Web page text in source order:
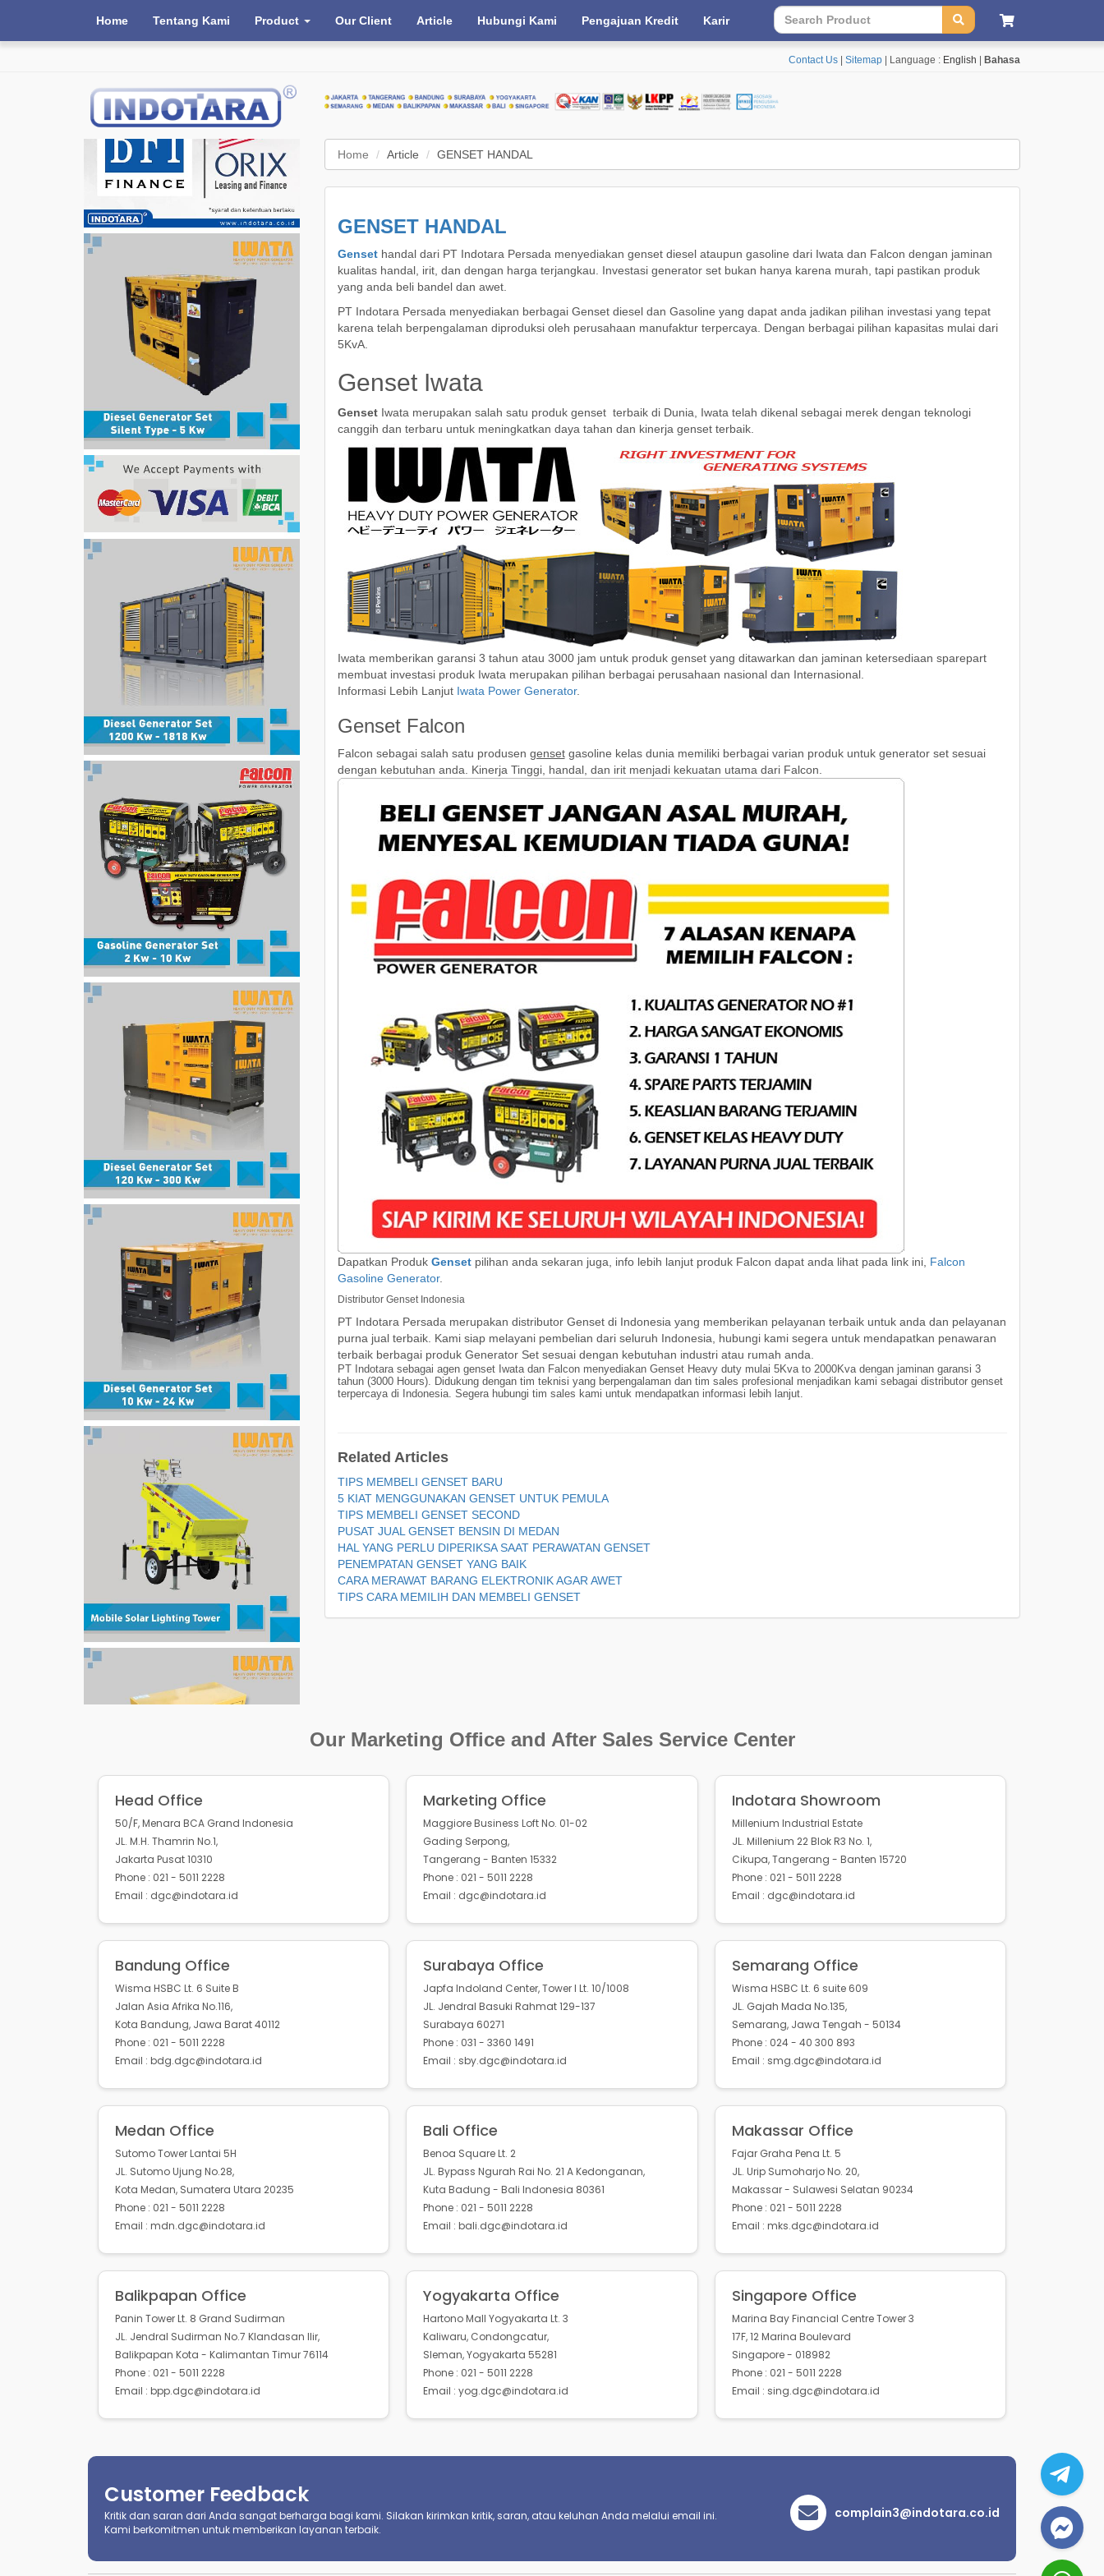
Contact Us Sitemap | Language : English Bahasa
Home Tentang Kami Product Our Client Article Hubungi Kami Pengajuan Kredit Karir
Home Article GENSET HANDAL
GENSET HANDAL
Gensethandal dari PT Indotara Persada menyediakan genset diesel ataupun gasoline dari Iwata dan Falcon dengan jaminan
kualitas handal, irit, dan dengan harga terjangkau. Investasi generator set bukan hanya karena murah, tapi pastikan produk
yang anda beli bandel dan awet.
PT Indotara Persada menyediakan berbagai Genset diesel dan Gasoline yang dapat anda jadikan pilihan investasi yang tepat
karena telah berpengalaman diproduksi oleh perusahaan manufaktur terpercaya. Dengan berbagai pilihan kapasitas mulai dari
5KvA.
Genset Iwata
Genset Iwata merupakan salah satu produk genset terbaik di Dunia, Iwata telah dikenal sebagai merek dengan teknologi
canggih dan terbaru untuk meningkatkan daya tahan dan kinerja genset terbaik.
Iwata memberikan garansi 3 tahun atau 3000 jam untuk produk genset yang ditawarkan dan jaminan ketersediaan sparepart
membuat investasi produk Iwata merupakan pilihan berbagai perusahaan nasional dan Internasional.
Informasi Lebih Lanjut Iwata Power Generator.
Genset Falcon
Falcon sebagai salah satu produsen gensetgasoline kelas dunia memiliki berbagai varian produk untuk generator set sesuai
dengan kebutuhan anda. Kinerja Tinggi, handal, dan irit menjadi kekuatan utama dari Falcon.
Dapatkan Produk Genset pilihan anda sekaran juga, info lebih lanjut produk Falcon dapat anda lihat pada link ini, Falcon
Gasoline Generator.
Distributor Genset Indonesia
PT Indotara Persada merupakan distributor Genset di Indonesia yang memberikan pelayanan terbaik untuk anda dan pelayanan
purna jual terbaik. Kami siap melayani pembelian dari seluruh Indonesia, hubungi kami segera untuk mendapatkan penawaran
terbaik berbagai produk Generator Set sesuai dengan kebutuhan industri atau rumah anda.
PT Indotara sebagai agen genset Iwata dan Falcon menyediakan Genset Heavy duty mulai 5Kva to 2000Kva dengan jaminan garansi 3
tahun (3000 Hours). Didukung dengan tim teknisi yang berpengalaman dan tim sales profesional menjadikan kami sebagai distributor genset
terpercaya di Indonesia. Segera hubungi tim sales kami untuk mendapatkan informasi lebih lanjut.
Related Articles
TIPS MEMBELI GENSET BARU
5 KIAT MENGGUNAKAN GENSET UNTUK PEMULA
TIPS MEMBELI GENSET SECOND
PUSAT JUAL GENSET BENSIN DI MEDAN
HAL YANG PERLU DIPERIKSA SAAT PERAWATAN GENSET
PENEMPATAN GENSET YANG BAIK
CARA MERAWAT BARANG ELEKTRONIK AGAR AWET
TIPS CARA MEMILIH DAN MEMBELI GENSET
Our Marketing Office and After Sales Service Center
Head Office
50/F, Menara BCA Grand Indonesia
JL. M.H. Thamrin No.1,
Jakarta Pusat 10310
Phone : 021 - 5011 2228
Email : dgc@indotara.id
Marketing Office
Maggiore Business Loft No. 01-02
Gading Serpong,
Tangerang - Banten 15332
Phone : 021 - 5011 2228
Email : dgc@indotara.id
Indotara Showroom
Millenium Industrial Estate
JL. Millenium 22 Blok R3 No. 1,
Cikupa, Tangerang - Banten 15720
Phone : 021 - 5011 2228
Email : dgc@indotara.id
Bandung Office
Wisma HSBC Lt. 6 Suite B
Jalan Asia Afrika No.116,
Kota Bandung, Jawa Barat 40112
Phone : 021 - 5011 2228
Email : bdg.dgc@indotara.id
Surabaya Office
Japfa Indoland Center, Tower I Lt. 10/1008
JL. Jendral Basuki Rahmat 129-137
Surabaya 60271
Phone : 031 - 3360 1491
Email : sby.dgc@indotara.id
Semarang Office
Wisma HSBC Lt. 6 suite 609
JL. Gajah Mada No.135,
Semarang, Jawa Tengah - 50134
Phone : 024 - 40 300 893
Email : smg.dgc@indotara.id
Medan Office
Sutomo Tower Lantai 5H
JL. Sutomo Ujung No.28,
Kota Medan, Sumatera Utara 20235
Phone : 021 - 5011 2228
Email : mdn.dgc@indotara.id
Bali Office
Benoa Square Lt. 2
JL. Bypass Ngurah Rai No. 21 A Kedonganan,
Kuta Badung - Bali Indonesia 80361
Phone : 021 - 5011 2228
Email : bali.dgc@indotara.id
Makassar Office
Fajar Graha Pena Lt. 5
JL. Urip Sumoharjo No. 20,
Makassar - Sulawesi Selatan 90234
Phone : 021 - 5011 2228
Email : mks.dgc@indotara.id
Balikpapan Office
Panin Tower Lt. 8 Grand Sudirman
JL. Jendral Sudirman No.7 Klandasan Ilir,
Balikpapan Kota - Kalimantan Timur 76114
Phone : 021 - 5011 2228
Email : bpp.dgc@indotara.id
Yogyakarta Office
Hartono Mall Yogyakarta Lt. 3
Kaliwaru, Condongcatur,
Sleman, Yogyakarta 55281
Phone : 021 - 5011 2228
Email : yog.dgc@indotara.id
Singapore Office
Marina Bay Financial Centre Tower 3
17F, 12 Marina Boulevard
Singapore - 018982
Phone : 021 - 5011 2228
Email : sing.dgc@indotara.id
Customer Feedback
Kritik dan saran dari Anda sangat berharga bagi kami. Silakan kirimkan kritik, saran, atau keluhan Anda melalui email ini.
Kami berkomitmen untuk memberikan layanan terbaik.
complain3@indotara.co.id